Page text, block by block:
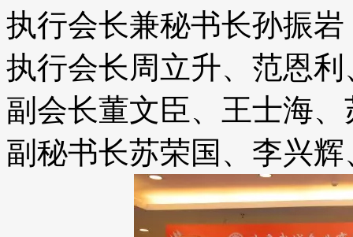
执行会长兼秘书长孙振岩
执行会长周立升、范恩
副会长董文臣、王士海
副秘书长苏荣国、李兴